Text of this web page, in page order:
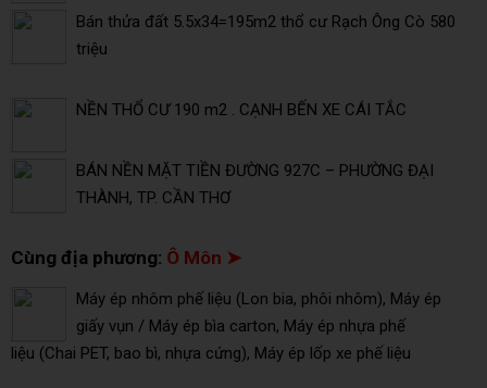
Bán thửa đất 5.5x34=195m2 thổ cư Rạch Ông Cò 580
triệu
NỀN THỔ CƯ 190 m2 . CẠNH BẾN XE CÁI TẮC
BÁN NỀN MẶT TIỀN ĐƯỜNG 927C – PHƯỜNG ĐẠI
THÀNH, TP. CẦN THƠ
Cùng địa phương: Ô Môn ➤
Máy ép nhôm phế liệu (Lon bia, phôi nhôm), Máy ép
giấy vụn / Máy ép bìa carton, Máy ép nhựa phế
liệu (Chai PET, bao bì, nhựa cứng), Máy ép lốp xe phế liệu